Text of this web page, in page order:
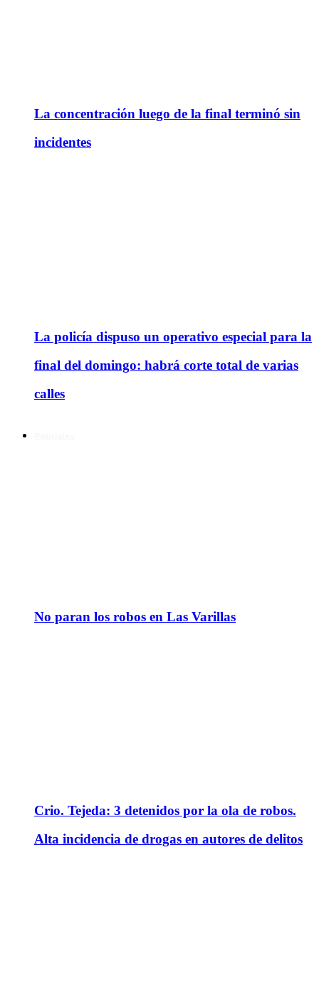
La concentración luego de la final terminó sin
incidentes
La policía dispuso un operativo especial para la
final del domingo: habrá corte total de varias
calles
No paran los robos en Las Varillas
Crio. Tejeda: 3 detenidos por la ola de robos.
Alta incidencia de drogas en autores de delitos